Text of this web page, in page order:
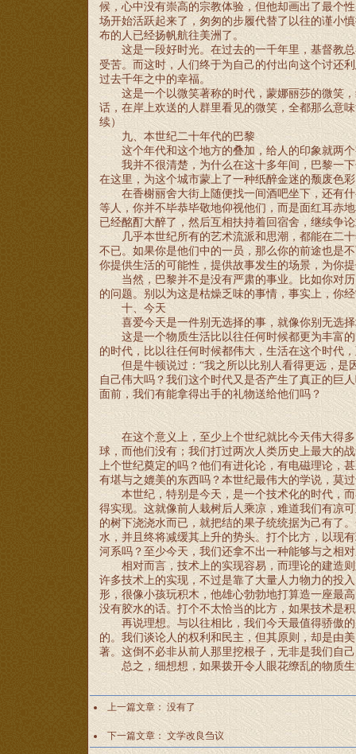
候，心中没有崇高的宗教体验，但他却画出了最个
场开始活跃起来了，匆匆的步履代替了以往的谨小
布的人已经扬帆航往美洲了。
这是一段好时光。在过去的一千年里，基督教
受苦。而这时，人们终于为自己的付出向这个讨还
过去千年之中的幸福。
这是一个以微笑著称的时代，蒙娜丽莎的微笑
话，在岸上欢送的人群里看见的微笑，全都那么意
续）
九、本世纪二十年代的巴黎
这个年代和这个地方的叠加，给人的印象就两
我并不很清楚，为什么在这十多年间，巴黎一
在这里，为这个城市蒙上了一种纸醉金迷的颓废色
在香榭丽舍大街上随便找一间酒吧坐下，还有
等人，你并不毕恭毕敬地仰视他们，而是面红耳赤
已经酩酊大醉了，然后互相扶持着回宿舍，继续争
几乎本世纪所有的艺术流派和思潮，都能在二
不已。如果你是他们中的一员，那么你的前途也是
你提供生活的可能性，提供故事发生的场景，为你
当然，巴黎并不是没有严肃的事业。比如你对
的问题。别以为这是枯燥乏味的事情，事实上，你
十、今天
喜爱今天是一件别无选择的事，就像你别无选
这是一个物质生活比以往任何时候都更为丰富
的时代，比以往任何时候都伟大，生活在这个时代
但是牛顿说过： “我之所以比别人看得更远，是
自己伟大吗？我们这个时代又是否产生了真正的巨
面前，我们有能拿得出手的礼物送给他们吗？
在这个意义上，至少上个世纪就比今天伟大得
球，而他们没有；我们打过两次人类历史上最大的
上个世纪奠定的吗？他们有进化论，有电磁理论，
有堪与之媲美的东西吗？本世纪最伟大的学说，莫
本世纪，特别是今天，是一个技术化的时代，
得实现。这就像前人栽树后人乘凉，难道我们有凉
的树下浇浇水而已，就把结的果子统统据为己有了
水，并且终将减缓其上升的势头。打个比方，以现
河系吗？至少今天，我们还拿不出一种能够与之相
相对而言，技术上的实现容易，而理论的建造
许多技术上的实现，不过是靠了大量人力物力的投
形，很像小孩玩积木，他雄心勃勃地打算造一座最
没有胶水的话。打个不太恰当的比方，如果技术是
再说理想。与以往相比，我们今天最值得骄傲
的。我们谈论人的权利和民主，但其原则，却是由
著。这倒不必非从前人那里挖根子，无非是我们自
总之，细想想，如果拨开令人眼花缭乱的物质
上一篇文章： 没有了
下一篇文章：文学改良刍议